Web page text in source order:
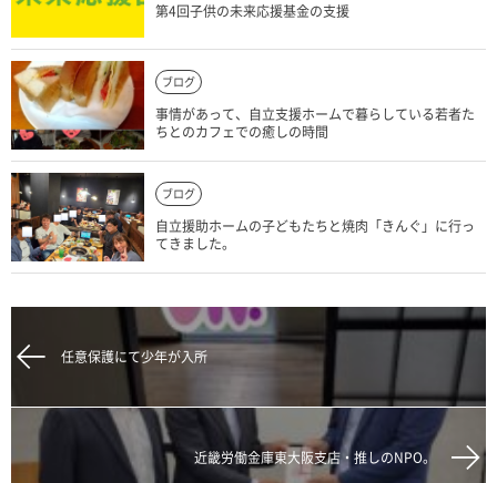
第4回子供の未来応援基金の支援
ブログ
事情があって、自立支援ホームで暮らしている若者た
ちとのカフェでの癒しの時間
ブログ
自立援助ホームの子どもたちと焼肉「きんぐ」に行っ
てきました。
任意保護にて少年が入所
近畿労働金庫東大阪支店・推しのNPO。